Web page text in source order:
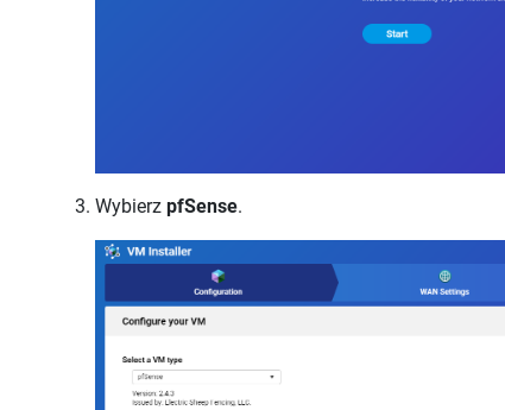
Wybierz pfSense.